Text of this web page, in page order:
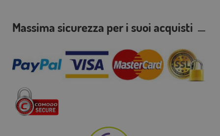
Massima sicurezza per i suoi acquisti